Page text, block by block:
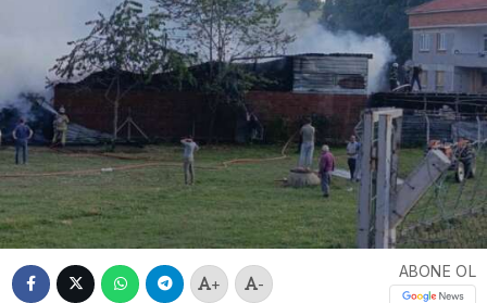
+ -
ABONE OL